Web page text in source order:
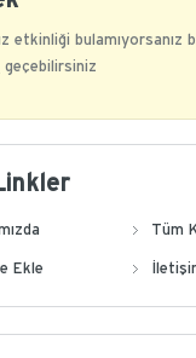
etkinliği bulamıyorsanız
geçebilirsiniz
Tüm
Ekle